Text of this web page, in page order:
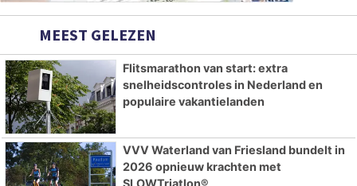
MEEST GELEZEN
Flitsmarathon van start: extra
snelheidscontroles in Nederland en
populaire vakantielanden
VVV Waterland van Friesland bundelt in
2026 opnieuw krachten met
SLOWTriatlon®